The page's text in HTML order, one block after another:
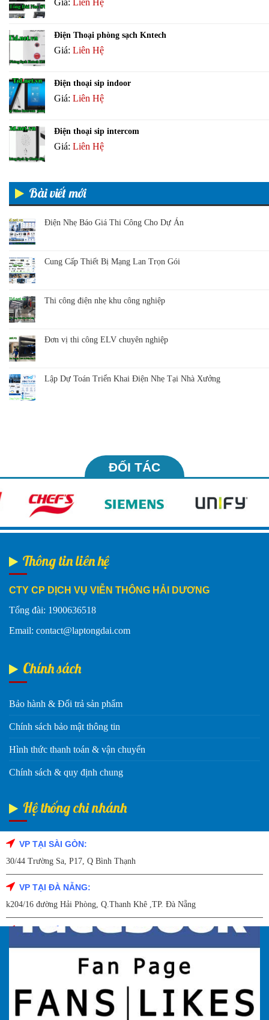
Điện Thoại phòng sạch Kntech
Giá: Liên Hệ
Điện thoại sip indoor
Giá: Liên Hệ
Điện thoại sip intercom
Giá: Liên Hệ
Bài viết mới
Điện Nhẹ Báo Giá Thi Công Cho Dự Án
Cung Cấp Thiết Bị Mạng Lan Trọn Gói
Thi công điện nhẹ khu công nghiệp
Đơn vị thi công ELV chuyên nghiệp
Lập Dự Toán Triển Khai Điện Nhẹ Tại Nhà Xưởng
ĐỐI TÁC
Thông tin liên hệ
CTY CP DỊCH VỤ VIỄN THÔNG HẢI DƯƠNG
Tổng đài: 1900636518
Email: contact@laptongdai.com
Chính sách
Bảo hành & Đổi trả sản phẩm
Chính sách bảo mật thông tin
Hình thức thanh toán & vận chuyển
Chính sách & quy định chung
Hệ thống chi nhánh
VP TẠI SÀI GÒN:
30/44 Trường Sa, P17, Q Bình Thạnh
VP TẠI ĐÀ NẴNG:
k204/16 đường Hải Phòng, Q.Thanh Khê ,TP. Đà Nẵng
VP TẠI HẢI DƯƠNG:
Số 9/14 – P.Tứ Thông – TP Hải Dương
VP TẠI HẢI PHÒNG:
227 Đường Hải Triều , P. Quán Toan , Q. Hồng Bàng , Tp Hải Phòng
VP TẠI HÀ NỘI
Fanpage Facebook